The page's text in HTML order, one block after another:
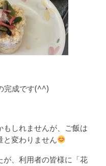
完成です(^^)
もしれませんが、ご飯は
と変わりません
、利用者の皆様に「花